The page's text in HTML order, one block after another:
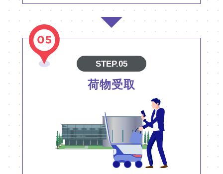
STEP.05
荷物受取